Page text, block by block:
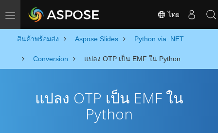
Toggle navigation ไทย
สินค้าพร้อมส่ง Aspose.Slides Python via .NET
Conversion แปลง OTP เป็น EMF ใน Python
แปลง OTP เป็น EMF ใน
Python